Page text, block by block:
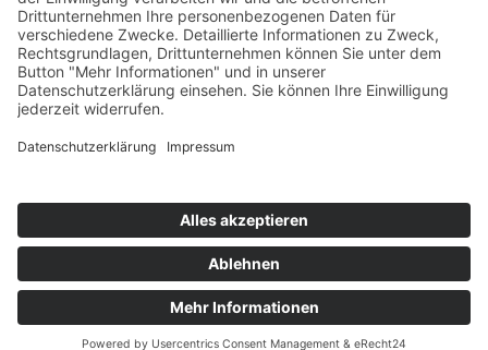
undstimmen Sie der Nutzung des Service zu , um
fortzufahren.
Zum Newsletter anmelden
Datenschutz|Login für Teilnehmer/in
® 2024-2026 Ausbildungsinstitut für FOI GbR
Jetzt Kurs buchen